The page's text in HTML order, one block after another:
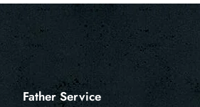
Father Service